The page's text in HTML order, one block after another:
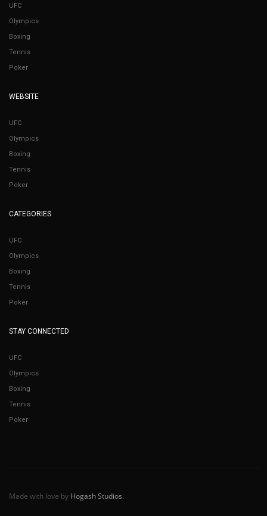
UFC
Olympics
Boxing
Tennis
Poker
WEBSITE
UFC
Olympics
Boxing
Tennis
Poker
CATEGORIES
UFC
Olympics
Boxing
Tennis
Poker
STAY CONNECTED
UFC
Olympics
Boxing
Tennis
Poker
Made with love by Hogash Studios.